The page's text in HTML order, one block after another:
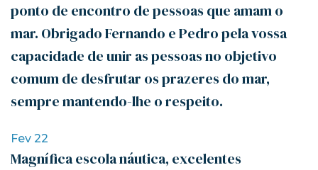
ponto de encontro de pessoas que amam o
mar. Obrigado Fernando e Pedro pela vossa
capacidade de unir as pessoas no objetivo
comum de desfrutar os prazeres do mar,
sempre mantendo-lhe o respeito.
Fev 22
Magnífica escola náutica, excelentes